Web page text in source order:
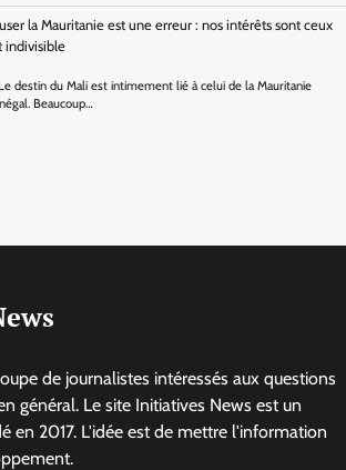
la Mauritanie est une erreur : nos intérêts sont ceux
indivisible
destin du Mali est intimement lié à celui de la Mauritanie
Beaucoup…
de journalistes intéressés aux questions
général. Le site Initiatives News est un
en 2017. L'idée est de mettre l'information